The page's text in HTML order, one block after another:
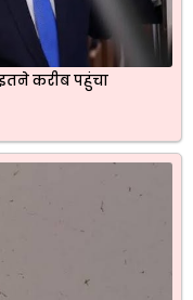
करीब पहुंचा